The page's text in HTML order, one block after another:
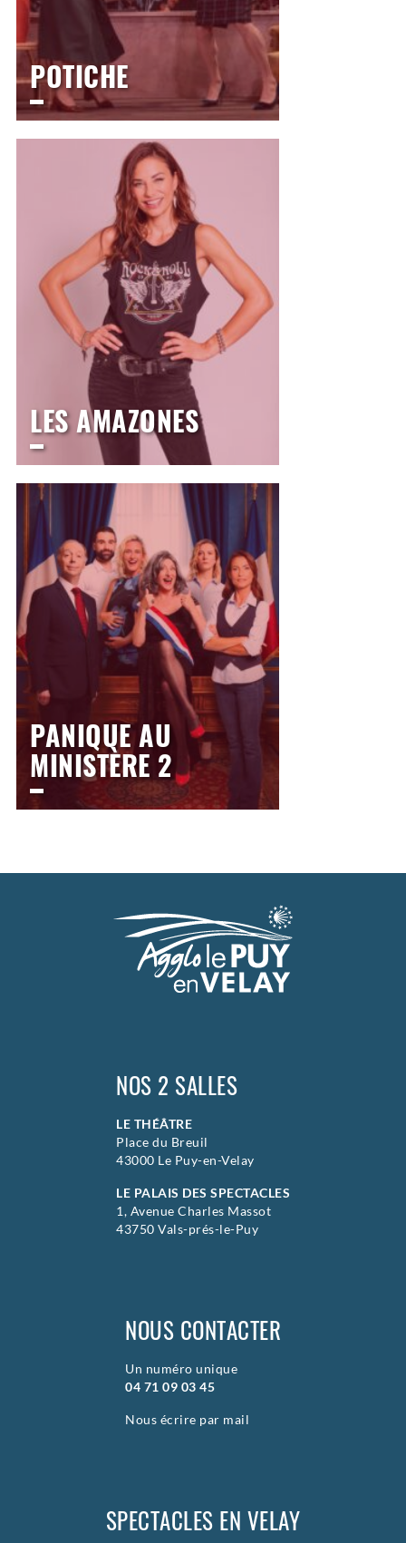
POTICHE
9 février 2027
LES AMAZONES
Mardi
16 février 2027
20h30
> Comédie
PANIQUE AU
MINISTÈRE 2
NOS 2 SALLES
LE THÉÂTRE
Place du Breuil
43000 Le Puy-en-Velay
LE PALAIS DES SPECTACLES
1, Avenue Charles Massot
43750 Vals-prés-le-Puy
NOUS CONTACTER
Un numéro unique
04 71 09 03 45
Nous écrire par mail
SPECTACLES EN VELAY